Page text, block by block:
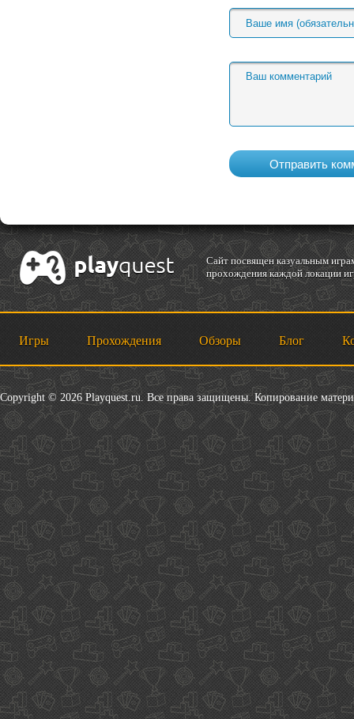
Cайт посвящен казуальным
прохождения каждой локации
Игры Прохождения Обзоры Блог
Copyright © 2026 Playquest.ru. Все права защищены. Копирование